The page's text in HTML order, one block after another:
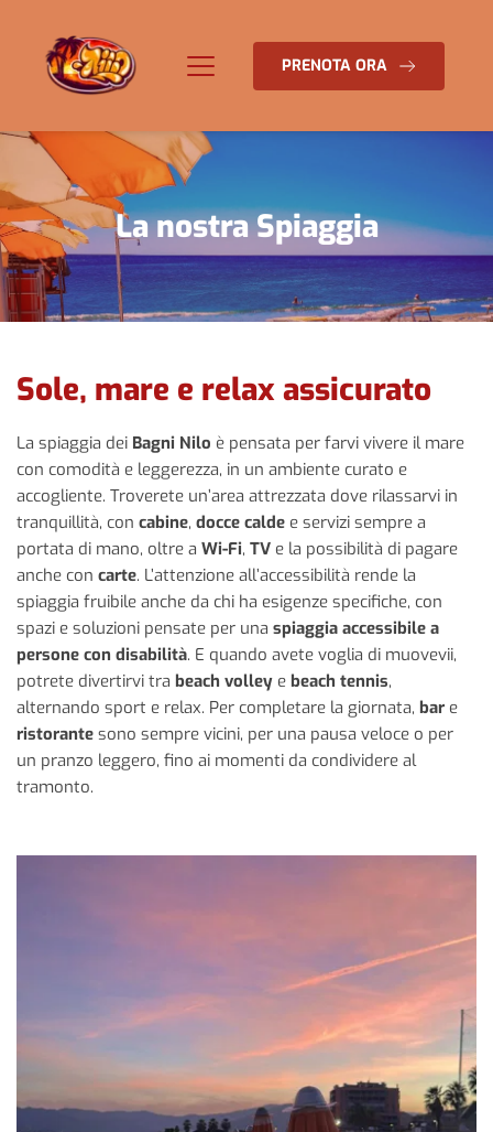
PRENOTA ORA
La nostra Spiaggia
Sole, mare e relax assicurato
La spiaggia dei Bagni Nilo è pensata per farvi vivere il mare
con comodità e leggerezza, in un ambiente curato e
accogliente. Troverete un’area attrezzata dove rilassarvi in
tranquillità, con cabine, docce calde e servizi sempre a
portata di mano, oltre a Wi-Fi, TV e la possibilità di pagare
anche con carte. L’attenzione all’accessibilità rende la
spiaggia fruibile anche da chi ha esigenze specifiche, con
spazi e soluzioni pensate per una spiaggia accessibile a
persone con disabilità. E quando avete voglia di muovevii,
potrete divertirvi tra beach volley e beach tennis,
alternando sport e relax. Per completare la giornata, bar e
ristorante sono sempre vicini, per una pausa veloce o per
un pranzo leggero, fino ai momenti da condividere al
tramonto.